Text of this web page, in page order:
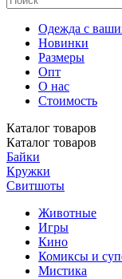
Одежда с
Новинки
Размеры
Опт
О нас
Стоимость
Каталог товаров
Каталог товаров
Байки
Кружки
Свитшоты
Животные
Игры
Кино
Комиксы и
Мистика